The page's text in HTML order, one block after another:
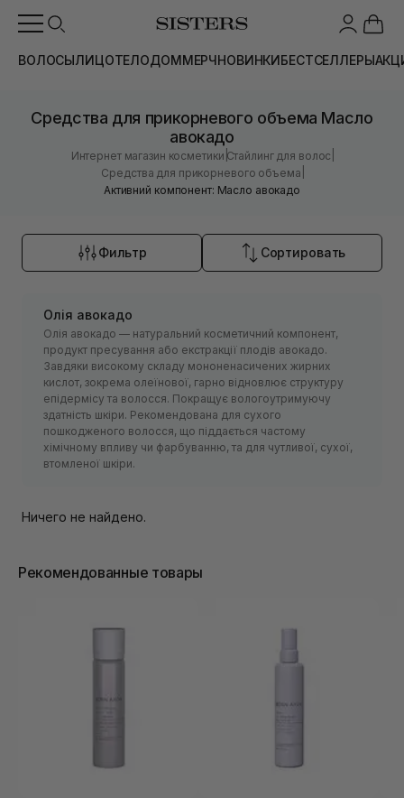
ВОЛОСЫЛИЦОТЕЛОДОММЕРЧНОВИНКИБЕСТСЕЛЛЕРЫ
Средства для прикорневого объема Масло
авокадо
Интернет магазин косметики |Стайлинг для волос
Средства для прикорневого объема
Активний компонент: Масло авокадо
Фильтр Сортировать
Олія авокадо
Олія авокадо — натуральний косметичний компонент,
продукт пресування або екстракції плодів авокадо.
Завдяки високому складу мононенасичених жирних
кислот, зокрема олеїнової, гарно відновлює структуру
епідермісу та волосся. Покращує вологоутримуючу
здатність шкіри. Рекомендована для сухого
пошкодженого волосся, що піддається частому
хімічному впливу чи фарбуванню, та для чутливої, сухої,
втомленої шкіри.
Ничего не найдено.
Рекомендованные товары